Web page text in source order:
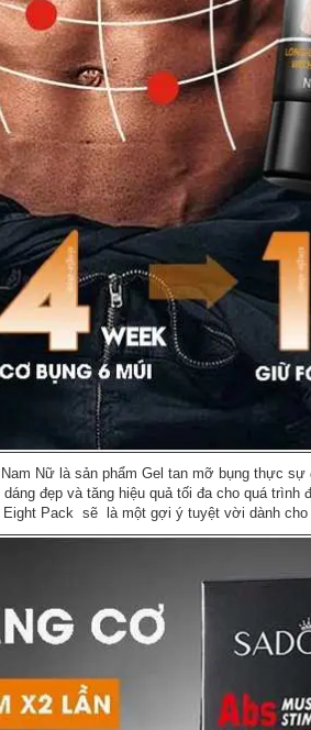
Nữ là sản phẩm Gel tan mỡ bụng thực
đẹp và tăng hiệu quả tối đa cho quá
Eight Pack sẽ là một gợi ý tuyệt vời dành cho